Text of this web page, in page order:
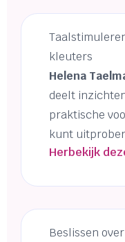
kleuters
Helena
deelt
praktische
kunt
Herbekijk
Beslissen